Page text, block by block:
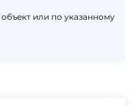
или по указанному